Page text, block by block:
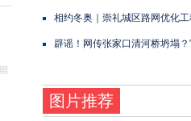
相约冬奥｜崇礼城区路网优化
辟谣！网传张家口清河桥坍塌
图片推荐